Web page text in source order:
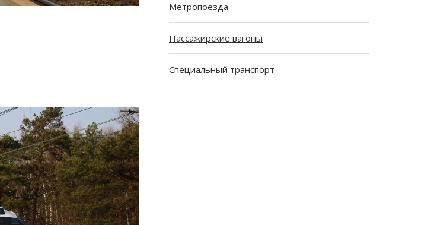
Метропоезда
Пассажирские вагоны
Специальный транспорт